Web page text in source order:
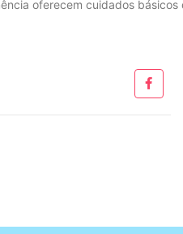
oferecem cuidados